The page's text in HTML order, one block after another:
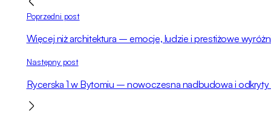
Poprzedni post
Więcej niż architektura – emocje, ludzie i prestiżowe
Następny post
Rycerska 1 w Bytomiu – nowoczesna nadbudowa i